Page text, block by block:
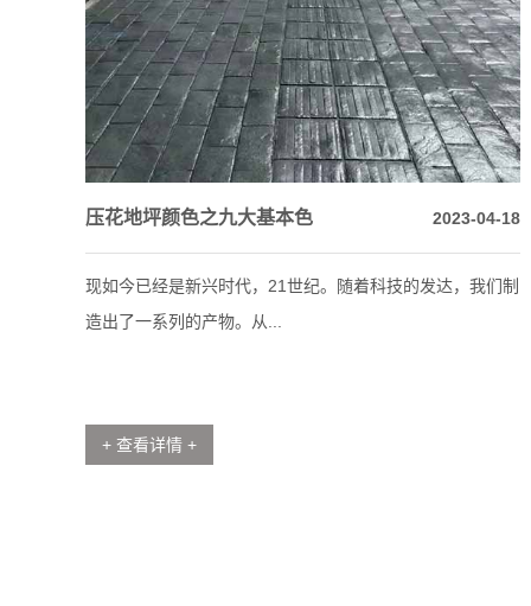
压花地坪颜色之九大基本色 2023-04-18
现如今已经是新兴时代，21世纪。随着科技的发达，我们制
造出了一系列的产物。从...
+ 查看详情 +